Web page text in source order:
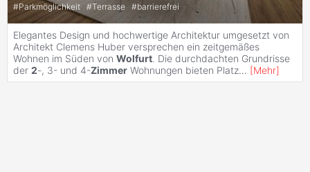
#Parkmöglichkeit #Terrasse #barrierefrei
Elegantes Design und hochwertige Architektur umgesetzt von
Architekt Clemens Huber versprechen ein zeitgemäßes
Wohnen im Süden von Wolfurt. Die durchdachten Grundrisse
der 2-, 3- und 4-Zimmer Wohnungen bieten Platz... [Mehr]